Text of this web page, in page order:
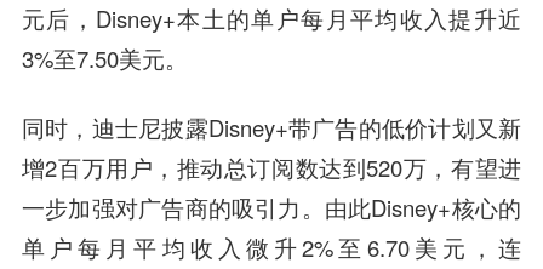
元后，Disney+本土的单户每月平均收入提升近
3%至7.50美元。
同时，迪士尼披露Disney+带广告的低价计划又新
增2百万用户，推动总订阅数达到520万，有望进
一步加强对广告商的吸引力。由此Disney+核心的
单户每月平均收入微升2%至6.70美元，连